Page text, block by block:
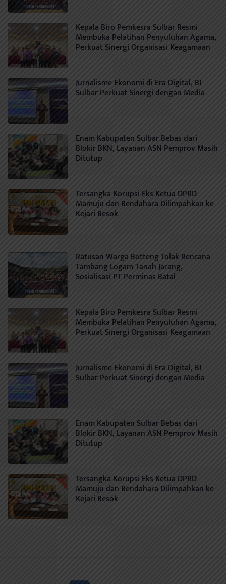
Kepala Biro Pemkesra Sulbar Resmi
Membuka Pelatihan Penyuluhan Agama,
Perkuat Sinergi Organisasi Keagamaan
Jurnalisme Ekonomi di Era Digital, BI
Sulbar Perkuat Sinergi dengan Media
Enam Kabupaten Sulbar Bebas dari
Blokir BKN, Layanan ASN Pemprov Masih
Ditutup
Tersangka Korupsi Eks Ketua DPRD
Mamuju dan Bendahara Dilimpahkan ke
Kejari Besok
Ratusan Warga Botteng Tolak Rencana
Tambang Logam Tanah Jarang,
Sosialisasi PT Perminas Batal
Kepala Biro Pemkesra Sulbar Resmi
Membuka Pelatihan Penyuluhan Agama,
Perkuat Sinergi Organisasi Keagamaan
Jurnalisme Ekonomi di Era Digital, BI
Sulbar Perkuat Sinergi dengan Media
Enam Kabupaten Sulbar Bebas dari
Blokir BKN, Layanan ASN Pemprov Masih
Ditutup
Tersangka Korupsi Eks Ketua DPRD
Mamuju dan Bendahara Dilimpahkan ke
Kejari Besok